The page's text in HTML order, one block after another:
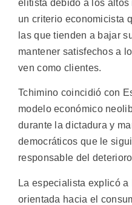
elitista debido a los
un criterio economicista
las que tienden a bajar
mantener satisfechos a
ven como clientes.
Tchimino coincidió con
modelo económico
durante la dictadura y
democráticos que le
responsable del
La especialista explicó
orientada hacia el